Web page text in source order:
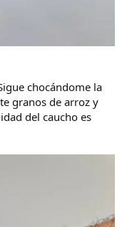
chocándome la
granos de arroz y
del caucho es